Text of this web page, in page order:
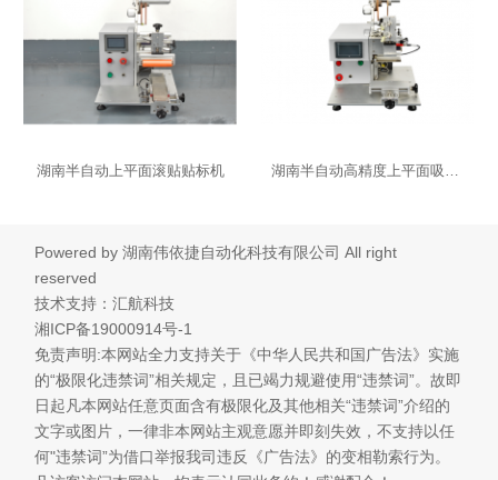
湖南半自动上平面滚贴贴标机 湖南半自动高精度上平面吸贴贴标机
Powered by湖南伟依捷自动化科技有限公司 All right
reserved
技术支持：汇航科技
湘ICP备19000914号-1
免责声明:本网站全力支持关于《中华人民共和国广告法》实施
的“极限化违禁词”相关规定，且已竭力规避使用“违禁词”。故即
日起凡本网站任意页面含有极限化及其他相关“违禁词”介绍的
文字或图片，一律非本网站主观意愿并即刻失效，不支持以任
何"违禁词”为借口举报我司违反《广告法》的变相勒索行为。